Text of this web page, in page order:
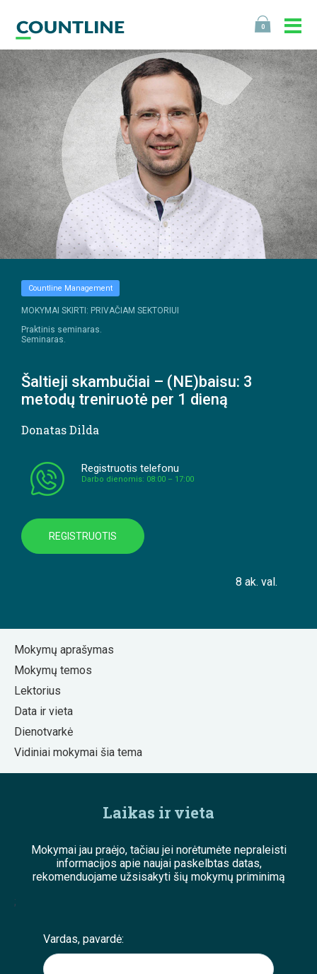
0
Countline Management
MOKYMAI SKIRTI: PRIVAČIAM SEKTORIUI
Praktinis seminaras.
Seminaras.
Šaltieji skambučiai – (NE)baisu: 3
metodų treniruotė per 1 dieną
Donatas Dilda
Registruotis telefonu
Darbo dienomis: 08:00 – 17:00
REGISTRUOTIS
8 ak. val.
Mokymų aprašymas
Mokymų temos
Lektorius
Data ir vieta
Dienotvarkė
Vidiniai mokymai šia tema
Laikas ir vieta
Mokymai jau praėjo, tačiau jei norėtumėte nepraleisti
informacijos apie naujai paskelbtas datas,
rekomenduojame užsisakyti šių mokymų priminimą
;
Vardas, pavardė: